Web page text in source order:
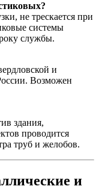
не трескается при
системы
службы.
и
Возможен
здания,
проводится
труб и желобов.
и